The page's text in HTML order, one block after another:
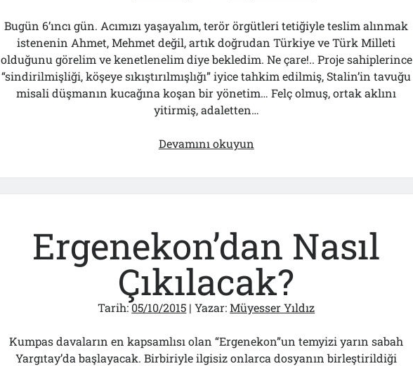
Bugün 6’ıncı gün. Acımızı yaşayalım, terör örgütleri tetiğiyle teslim alınmak
istenenin Ahmet, Mehmet değil, artık doğrudan Türkiye ve Türk Milleti
olduğunu görelim ve kenetlenelim diye bekledim. Ne çare!.. Proje sahiplerince
“sindirilmişliği, köşeye sıkıştırılmışlığı” iyice tahkim edilmiş, Stalin’in tavuğu
misali düşmanın kucağına koşan bir yönetim… Felç olmuş, ortak aklını
yitirmiş, adaletten…
Devamını okuyun
Ergenekon’dan Nasıl
Çıkılacak?
Tarih:05/10/2015 | Yazar:Müyesser Yıldız
Kumpas davaların en kapsamlısı olan “Ergenekon”un temyizi yarın sabah
Yargıtay’da başlayacak. Birbiriyle ilgisiz onlarca dosyanın birleştirildiği